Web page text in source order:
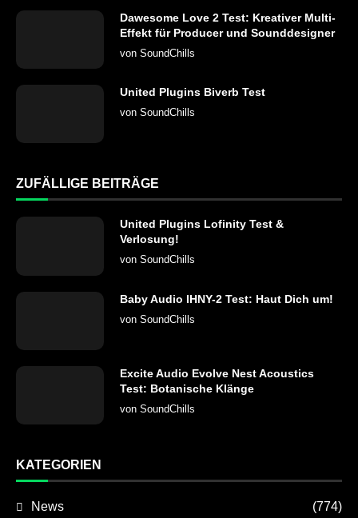
Dawesome Love 2 Test: Kreativer Multi-
Effekt für Producer und Sounddesigner
von SoundChills
United Plugins Biverb Test
von SoundChills
ZUFÄLLIGE BEITRÄGE
United Plugins Lofinity Test &
Verlosung!
von SoundChills
Baby Audio IHNY-2 Test: Haut Dich um!
von SoundChills
Excite Audio Evolve Nest Acoustics
Test: Botanische Klänge
von SoundChills
KATEGORIEN
News
(774)